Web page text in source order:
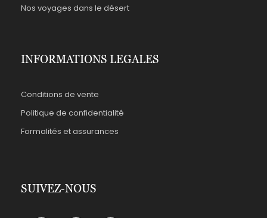
Nos voyages dans le désert
INFORMATIONS LEGALES
Conditions de vente
Politique de confidentialité
Formalités et assurances
SUIVEZ-NOUS